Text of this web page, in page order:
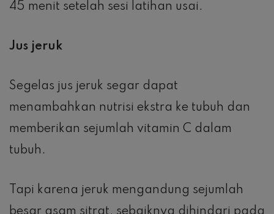
45 menit setelah sesi latihan usai.
Jus jeruk
Segelas jus jeruk segar dapat
menambahkan nutrisi ekstra ke tubuh dan
memberikan sejumlah vitamin C dalam
tubuh.
Tapi karena jeruk mengandung sejumlah